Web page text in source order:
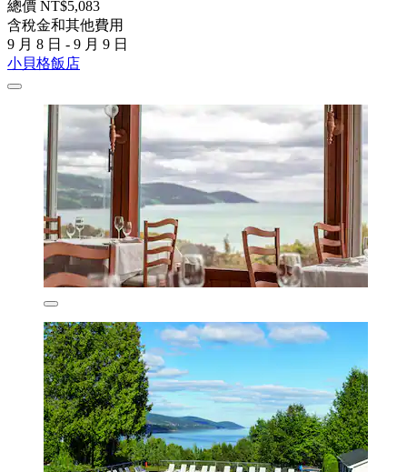
總價 NT$5,083
含稅金和其他費用
9 月 8 日 - 9 月 9 日
小貝格飯店